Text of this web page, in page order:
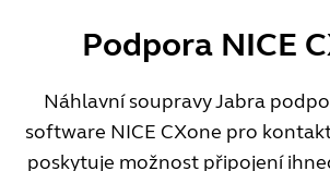
Podpora NICE
Náhlavní soupravy Jabra
software NICE CXone pro
poskytuje možnost připojení